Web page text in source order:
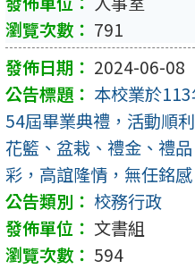
791
2024-06-08
本校業於
54屆畢業典禮，活動順
花籃、盆栽、禮金、禮
彩，高誼隆情，無任銘
校務行政
文書組
594